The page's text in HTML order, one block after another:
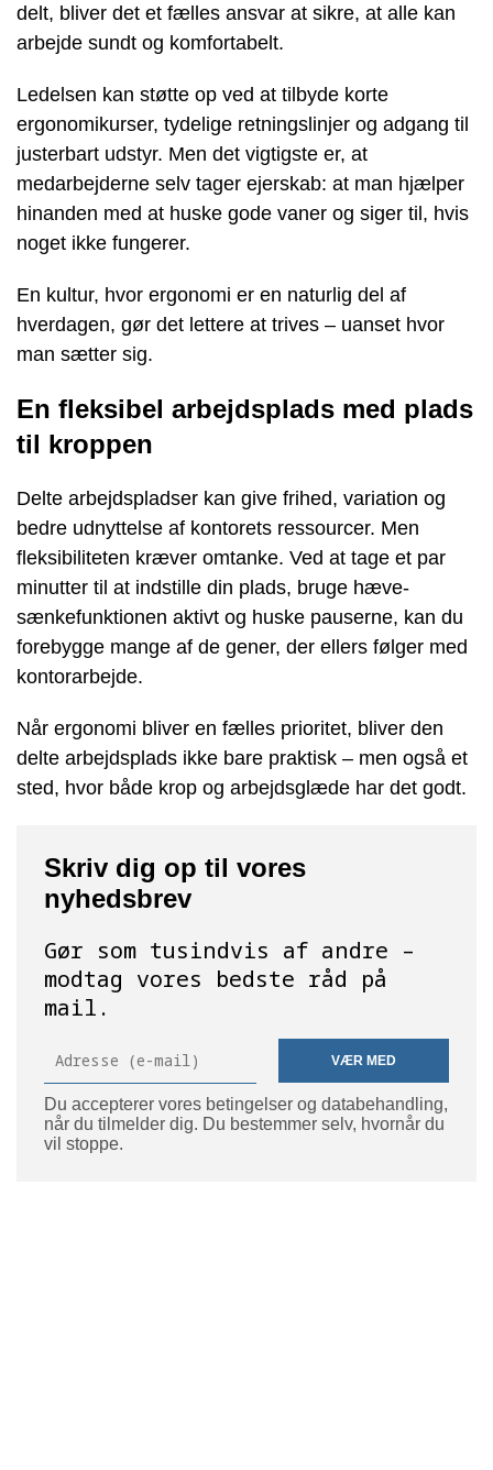
delt, bliver det et fælles ansvar at sikre, at alle kan
arbejde sundt og komfortabelt.
Ledelsen kan støtte op ved at tilbyde korte
ergonomikurser, tydelige retningslinjer og adgang til
justerbart udstyr. Men det vigtigste er, at
medarbejderne selv tager ejerskab: at man hjælper
hinanden med at huske gode vaner og siger til, hvis
noget ikke fungerer.
En kultur, hvor ergonomi er en naturlig del af
hverdagen, gør det lettere at trives – uanset hvor
man sætter sig.
En fleksibel arbejdsplads med plads
til kroppen
Delte arbejdspladser kan give frihed, variation og
bedre udnyttelse af kontorets ressourcer. Men
fleksibiliteten kræver omtanke. Ved at tage et par
minutter til at indstille din plads, bruge hæve-
sænkefunktionen aktivt og huske pauserne, kan du
forebygge mange af de gener, der ellers følger med
kontorarbejde.
Når ergonomi bliver en fælles prioritet, bliver den
delte arbejdsplads ikke bare praktisk – men også et
sted, hvor både krop og arbejdsglæde har det godt.
Skriv dig op til vores
nyhedsbrev
Gør som tusindvis af andre –
modtag vores bedste råd på
mail.
VÆR MED
Du accepterer vores betingelser og databehandling,
når du tilmelder dig. Du bestemmer selv, hvornår du
vil stoppe.